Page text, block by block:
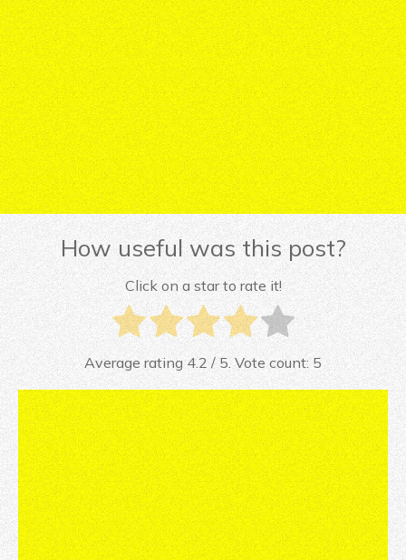
How useful was this post?
Click on a star to rate it!
Average rating4.2/ 5. Vote count:5